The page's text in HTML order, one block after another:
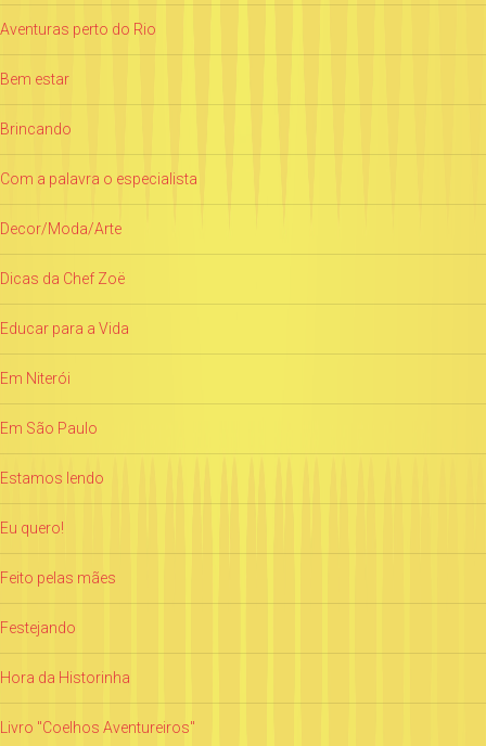
Aventuras perto do Rio
Bem estar
Brincando
Com a palavra o especialista
Decor/Moda/Arte
Dicas da Chef Zoë
Educar para a Vida
Em Niterói
Em São Paulo
Estamos lendo
Eu quero!
Feito pelas mães
Festejando
Hora da Historinha
Livro "Coelhos Aventureiros"